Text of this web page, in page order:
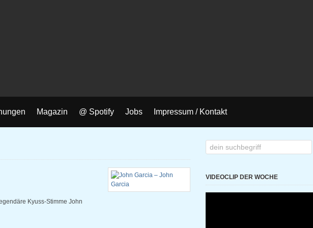
Magazin @ Spotify Jobs Impressum / Kontakt
Kyuss-Stimme John
VIDEOCLIP DER WOCHE